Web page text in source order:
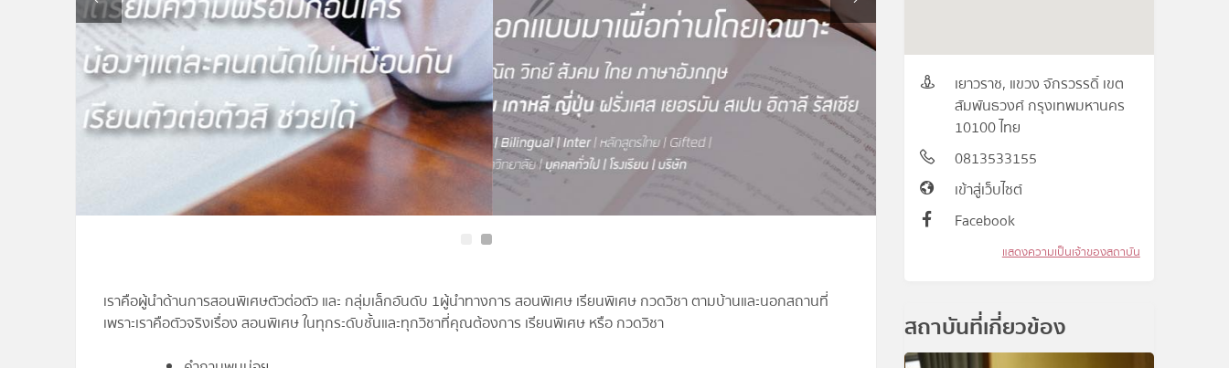
เราคือผู้นำด้านการสอนพิเศษตัวต่อตัว และ กลุ่มเล็กอันดับ 1ผู้นำทางการ สอนพิเศษ เรียนพิเศษ กวดวิชา ตามบ้านและนอกสถานที่
เพราะเราคือตัวจริงเรื่อง สอนพิเศษ ในทุกระดับชั้นและทุกวิชาที่คุณต้องการ เรียนพิเศษ หรือ กวดวิชา
เยาวราช, แขวง จักรวรรดิ์ เขต
สัมพันธวงศ์ กรุงเทพมหานคร
10100 ไทย
0813533155
เข้าสู่เว็บไซต์
Facebook
แสดงความเป็นเจ้าของสถาบัน
สถาบันที่เกี่ยวข้อง